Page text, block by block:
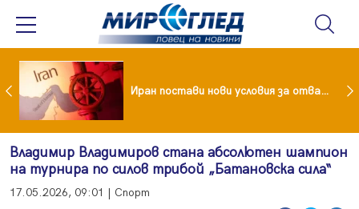
Как кетогенната диета се отразява на някои психични разстройства Иран постави нови условия за отварянето на Ормузкия проток
Владимир Владимиров стана абсолютен шампион
на турнира по силов трибой „Батановска сила“
17.05.2026, 09:01 | Спорт